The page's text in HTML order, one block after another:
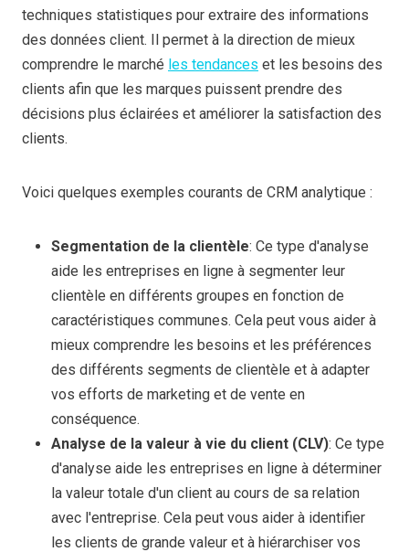
techniques statistiques pour extraire des informations
des données client. Il permet à la direction de mieux
comprendre le marché les tendances et les besoins des
clients afin que les marques puissent prendre des
décisions plus éclairées et améliorer la satisfaction des
clients.
Voici quelques exemples courants de CRM analytique :
Segmentation de la clientèle: Ce type d'analyse
aide les entreprises en ligne à segmenter leur
clientèle en différents groupes en fonction de
caractéristiques communes. Cela peut vous aider à
mieux comprendre les besoins et les préférences
des différents segments de clientèle et à adapter
vos efforts de marketing et de vente en
conséquence.
Analyse de la valeur à vie du client (CLV): Ce type
d'analyse aide les entreprises en ligne à déterminer
la valeur totale d'un client au cours de sa relation
avec l'entreprise. Cela peut vous aider à identifier
les clients de grande valeur et à hiérarchiser vos